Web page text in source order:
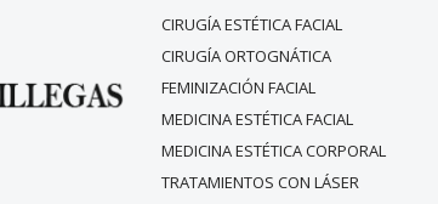
CIRUGÍA ESTÉTICA FACIAL
CIRUGÍA ORTOGNÁTICA
FEMINIZACIÓN FACIAL
MEDICINA ESTÉTICA FACIAL
MEDICINA ESTÉTICA CORPORAL
TRATAMIENTOS CON LÁSER